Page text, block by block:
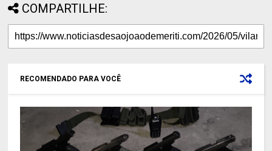
COMPARTILHE:
RECOMENDADO PARA VOCÊ